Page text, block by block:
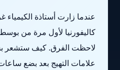
عندما زارت أستاذة
كاليفورنيا لأول مرة من
لاحظت الفرق. كيف ستشعر
علامات التهيج بعد بضع